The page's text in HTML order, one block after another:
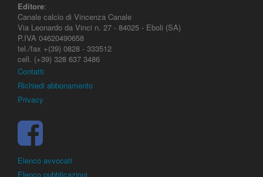
Editore:
Canale calcio di Vincenza Canale
Via Leonardo da Vinci n. 27 - 84025 - Eboli (SA)
P.IVA 04620490658
tel./fax +(39) 0828 - 333512
cell. (+39) 328 637 3486
Contatti
Richiedi abbonamento
Privacy
Elenco avvocati
Elenco pubblicazioni